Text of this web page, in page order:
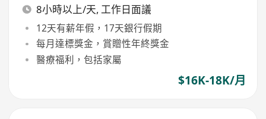
8小時以上/天, 工作日面議
12天有薪年假，17天銀行假期
每月達標獎金，賞贈性年終獎金
醫療福利，包括家屬
$16K-18K/月